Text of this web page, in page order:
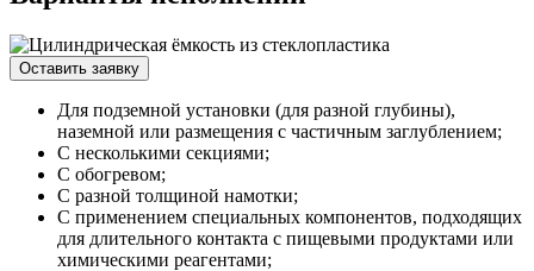
Оставить заявку
Для подземной установки (для разной глубины),
наземной или размещения с частичным заглублением;
С несколькими секциями;
С обогревом;
С разной толщиной намотки;
С применением специальных компонентов, подходящих
для длительного контакта с пищевыми продуктами или
химическими реагентами;